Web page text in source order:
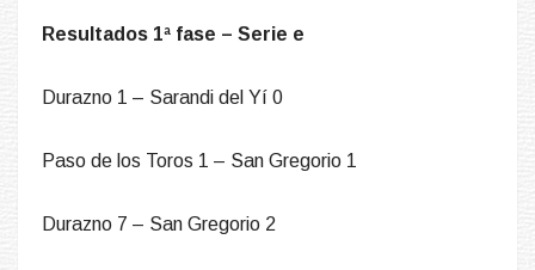
Resultados 1ª fase – Serie e
Durazno 1 – Sarandi del Yí 0
Paso de los Toros 1 – San Gregorio 1
Durazno 7 – San Gregorio 2